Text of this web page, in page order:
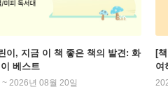
이, 지금 이 책 좋은 책의 발견: 화
베스트
2026년 08월 20일
[
여